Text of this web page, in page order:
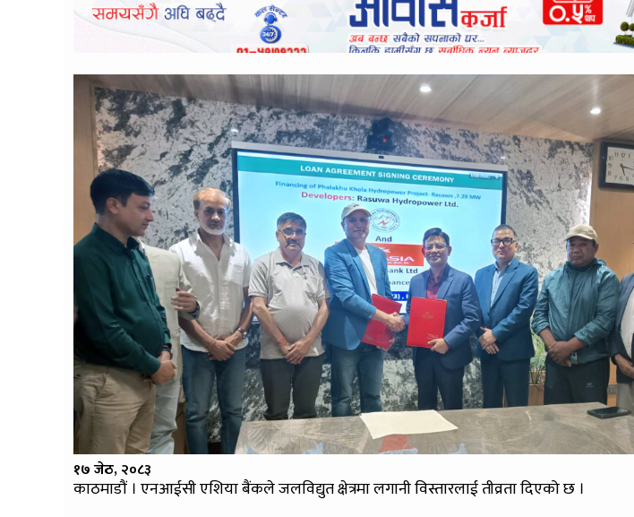
१७ जेठ, २०८३
काठमाडौं । एनआईसी एशिया बैंकले जलविद्युत क्षेत्रमा लगानी विस्तारलाई तीव्रता दिएको छ ।